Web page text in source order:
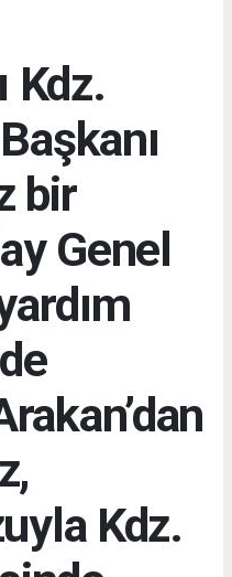
Kdz.
bir
Genel
Kdz.